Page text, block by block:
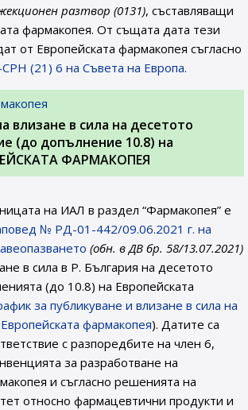
разтвор (0131), съставляващи
фармакопея. От същата дата тези
от Европейската фармакопея съгласно
(21) 6 на Съвета на Европа.
влизане в сила на десетото
(до допълнение 10.8) на
ФАРМАКОПЕЯ
на ИАЛ в раздел “Фармакопея” е
№ РД-01-442/09.06.2021 г. на
(обн. в ДВ бр. 58/13.07.2021)
в сила в Р. България на десетото
(до 10.8) на Европейската
за публикуване и влизане в сила на
фармакопея). Датите са
с разпоредбите на член 6,
за разработване на
и съгласно решенията на
относно фармацевтични продукти и